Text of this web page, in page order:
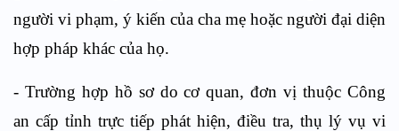
người vi phạm, ý kiến của cha mẹ hoặc người đại diện
hợp pháp khác của họ.
- Trường hợp hồ sơ do cơ quan, đơn vị thuộc Công
an cấp tỉnh trực tiếp phát hiện, điều tra, thụ lý vụ vi